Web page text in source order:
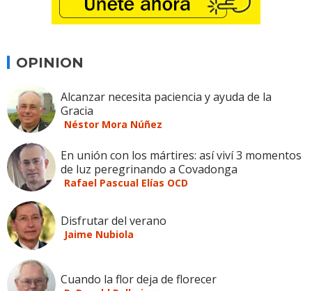
OPINION
Alcanzar necesita paciencia y ayuda de la
Gracia
Néstor Mora Núñez
En unión con los mártires: así viví 3 momentos
de luz peregrinando a Covadonga
Rafael Pascual Elías OCD
Disfrutar del verano
Jaime Nubiola
Cuando la flor deja de florecer